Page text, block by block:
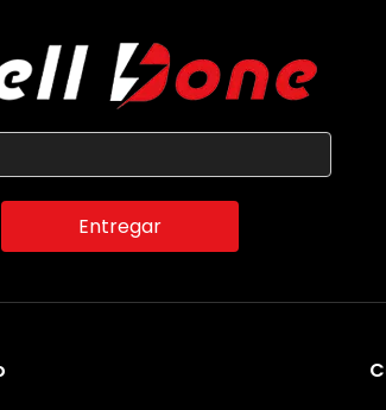
Entregar